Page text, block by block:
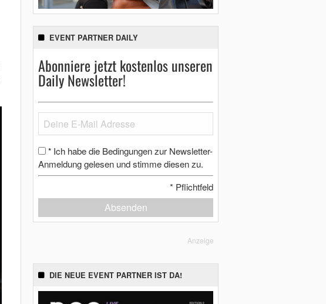
EVENT PARTNER DAILY
Abonniere jetzt kostenlos unseren
Daily Newsletter!
* Ich habe die Bedingungen zur Newsletter-
Anmeldung gelesen und stimme diesen zu.
* Pflichtfeld
Absenden
Anzeige
DIE NEUE EVENT PARTNER IST DA!